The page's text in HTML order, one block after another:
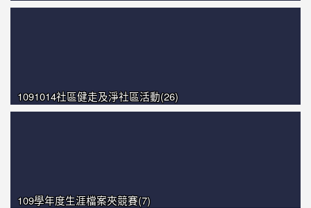
1091014社區健走及淨社區活動(26)
109學年度生涯檔案夾競賽(7)